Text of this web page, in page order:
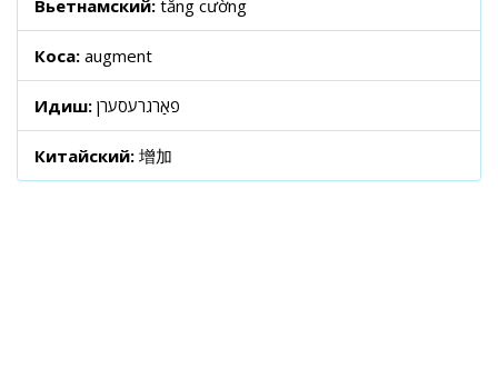
Вьетнамский: tăng cường
Коса: augment
Идиш: פאַרגרעסערן
Китайский: 增加